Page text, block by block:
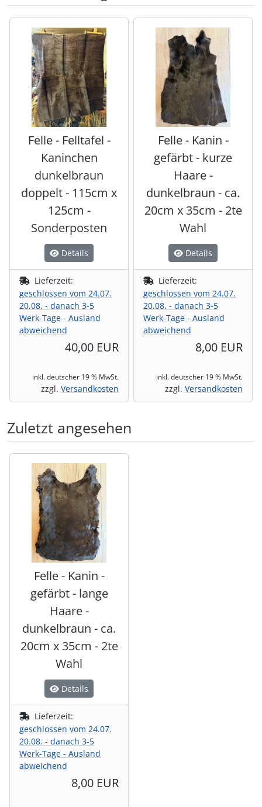
Es folgt ein Produktslider - navigieren Sie mit der Tab-
Felle - Felltafel -
Kaninchen
dunkelbraun
doppelt - 115cm x
125cm -
Sonderposten
Details
Lieferzeit:
geschlossen vom 24.07.
20.08. - danach 3-5
Werk-Tage - Ausland
abweichend
40,00 EUR
inkl. deutscher 19 % MwSt.
zzgl. Versandkosten
Felle - Kanin -
gefärbt - kurze
Haare -
dunkelbraun - ca.
20cm x 35cm - 2te
Wahl
Details
Lieferzeit:
geschlossen vom 24.07.
20.08. - danach 3-5
Werk-Tage - Ausland
abweichend
8,00 EUR
inkl. deutscher 19 % MwSt.
zzgl. Versandkosten
Zuletzt angesehen
Es folgt ein Produktslider - navigieren Sie mit der Tab-
Felle - Kanin -
gefärbt - lange
Haare -
dunkelbraun - ca.
20cm x 35cm - 2te
Wahl
Details
Lieferzeit:
geschlossen vom 24.07.
20.08. - danach 3-5
Werk-Tage - Ausland
abweichend
8,00 EUR